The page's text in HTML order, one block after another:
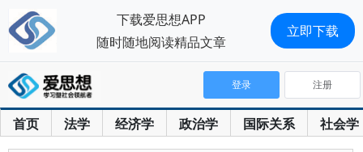
首页 法学 经济学 政治学 国际关系 社会学
登录 注册
下载爱思想APP
随时随地阅读精品文章
立即下载